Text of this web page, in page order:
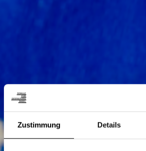
Zustimmung Details